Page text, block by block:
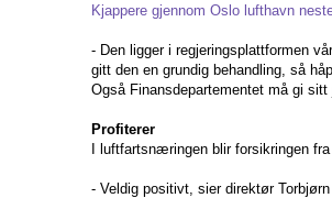
Kjappere gjennom Oslo lufthavn
- Den ligger i regjeringsplattformen
gitt den en grundig behandling, så
Også Finansdepartementet må gi
Profiterer
I luftfartsnæringen blir forsikringen
- Veldig positivt, sier direktør